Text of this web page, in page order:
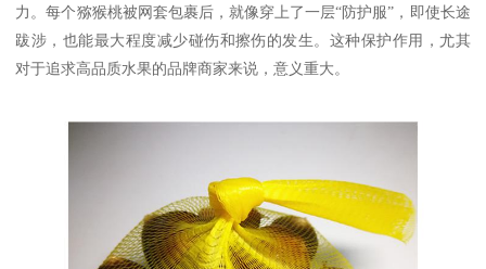
力。每个猕猴桃被网套包裹后，就像穿上了一层“防护服”，即使长途
跋涉，也能最大程度减少碰伤和擦伤的发生。这种保护作用，尤其
对于追求高品质水果的品牌商家来说，意义重大。